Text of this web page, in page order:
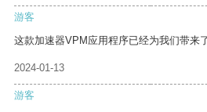
游客
这款加速器VPM应用程序已经为我们带来
2024-01-13
游客